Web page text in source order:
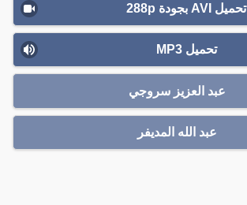
تحميل AVI بجودة 288p
تحميل MP3
عبد العزيز سروجي
عبد الله المديفر